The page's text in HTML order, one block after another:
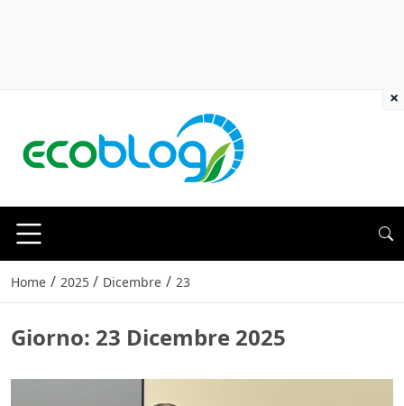
Home / 2025 / Dicembre / 23
Giorno: 23 Dicembre 2025
×